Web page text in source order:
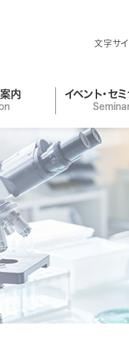
文字サ
内 イベント・セ